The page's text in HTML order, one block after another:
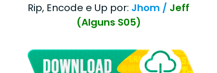
Rip, Encode e Up por: Jhom / Jeff
(Alguns S05)